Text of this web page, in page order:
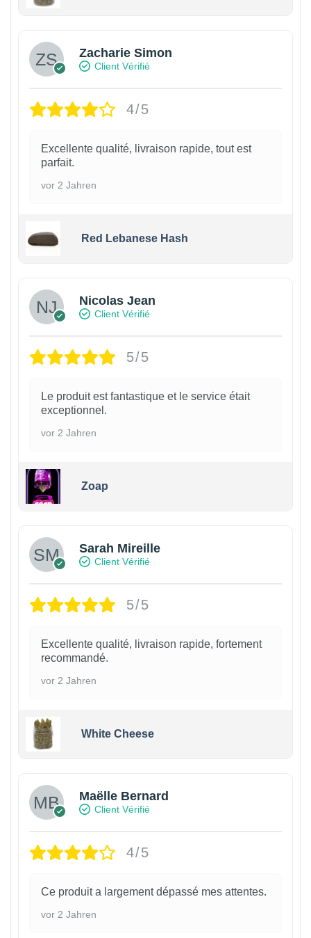
Zacharie Simon
Client Vérifié
4/5
Excellente qualité, livraison rapide, tout est
parfait.
vor 2 Jahren
Red Lebanese Hash
Nicolas Jean
Client Vérifié
5/5
Le produit est fantastique et le service était
exceptionnel.
vor 2 Jahren
Zoap
Sarah Mireille
Client Vérifié
5/5
Excellente qualité, livraison rapide, fortement
recommandé.
vor 2 Jahren
White Cheese
Maëlle Bernard
Client Vérifié
4/5
Ce produit a largement dépassé mes attentes.
vor 2 Jahren